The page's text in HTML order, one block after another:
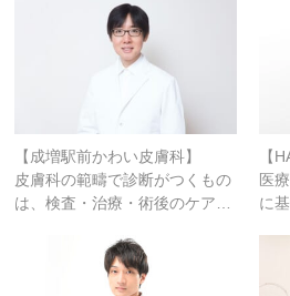
【成増駅前かわい皮膚科】
皮膚科の範疇で診断がつくもの
は、検査・治療・術後のケア…
【
医
に